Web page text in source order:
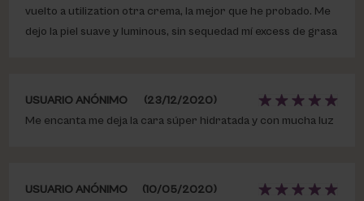
vuelto a utilization otra crema, la mejor que he probado. Me
dejo la piel suave y luminous, sin sequedad mí excess de grasa
USUARIO ANÓNIMO
(23/12/2020)
Me encanta me deja la cara súper hidratada y con mucha luz
USUARIO ANÓNIMO
(10/05/2020)